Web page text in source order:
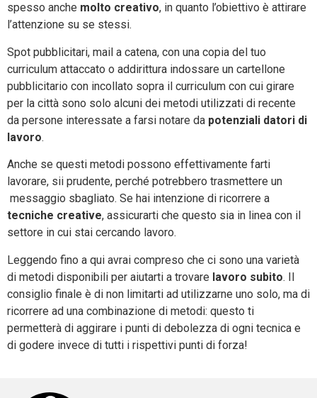
spesso anche molto creativo, in quanto l’obiettivo è attirare
l’attenzione su se stessi.
Spot pubblicitari, mail a catena, con una copia del tuo
curriculum attaccato o addirittura indossare un cartellone
pubblicitario con incollato sopra il curriculum con cui girare
per la città sono solo alcuni dei metodi utilizzati di recente
da persone interessate a farsi notare da potenziali datori di
lavoro.
Anche se questi metodi possono effettivamente farti
lavorare, sii prudente, perché potrebbero trasmettere un
messaggio sbagliato. Se hai intenzione di ricorrere a
tecniche creative, assicurarti che questo sia in linea con il
settore in cui stai cercando lavoro.
Leggendo fino a qui avrai compreso che ci sono una varietà
di metodi disponibili per aiutarti a trovare lavoro subito. Il
consiglio finale è di non limitarti ad utilizzarne uno solo, ma di
ricorrere ad una combinazione di metodi: questo ti
permetterà di aggirare i punti di debolezza di ogni tecnica e
di godere invece di tutti i rispettivi punti di forza!